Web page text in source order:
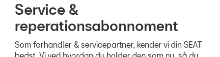
Service &
reperationsabonnoment
Som forhandler & servicepartner, kender vi din SEAT
bedst. Vi ved hvordan du holder den som ny, så du